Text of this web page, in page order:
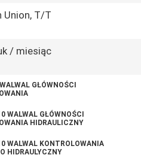
Union, T/T
/ miesiąc
GŁÓWNOŚCI
WALWAL GŁÓWNOŚCI
HIDRAULICZNY
WALWAL KONTROLOWANIA
HIDRAULYCZNY